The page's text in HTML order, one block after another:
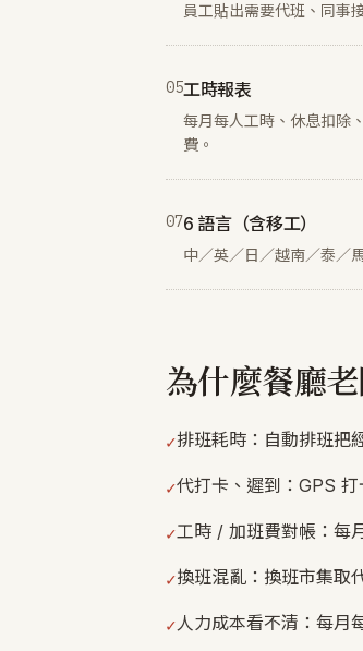
員工貼出需要代班、同事
05工時報表
每月每人工時、休息扣除
費。
076 語言（含移工）
中／英／日／越南／泰／
為什麼餐廳
✓排班耗時：自動排班把
✓代打卡、遲到：GPS
✓工時 / 加班費對帳：每
✓換班混亂：換班市集取
✓人力成本看不清：每月